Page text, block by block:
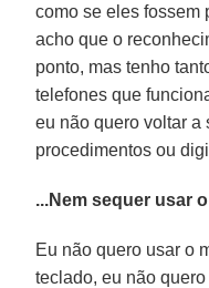
como se eles fossem
acho que o
ponto, mas tenho
telefones que
eu não quero voltar a
procedimentos ou
...Nem sequer usar
Eu não quero usar o
teclado, eu não